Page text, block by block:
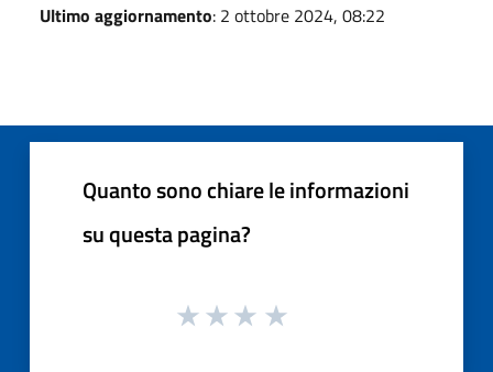
Ultimo aggiornamento: 2 ottobre 2024, 08:22
Quanto sono chiare le informazioni
su questa pagina?